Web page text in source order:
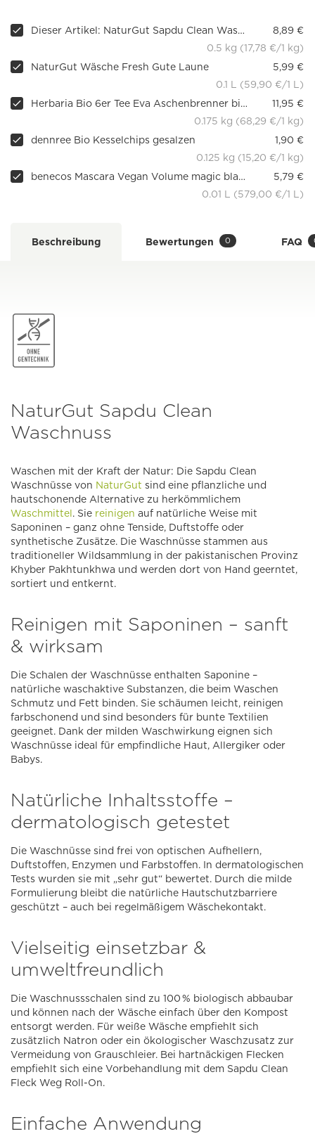
Dieser Artikel: NaturGut Sapdu Clean Waschnuss
8,89 €
0.5 kg (17,78 €/1 kg)
NaturGut Wäsche Fresh Gute Laune
5,99 €
0.1 L (59,90 €/1 L)
Herbaria Bio 6er Tee Eva Aschenbrenner bio, 175g, lose
11,95 €
0.175 kg (68,29 €/1 kg)
dennree Bio Kesselchips gesalzen
1,90 €
0.125 kg (15,20 €/1 kg)
benecos Mascara Vegan Volume magic black
5,79 €
0.01 L (579,00 €/1 L)
Beschreibung Bewertungen 0 FAQ
NaturGut Sapdu Clean
Waschnuss
Waschen mit der Kraft der Natur: Die Sapdu Clean
Waschnüsse von NaturGut sind eine pflanzliche und
hautschonende Alternative zu herkömmlichem
Waschmittel. Sie reinigen auf natürliche Weise mit
Saponinen – ganz ohne Tenside, Duftstoffe oder
synthetische Zusätze. Die Waschnüsse stammen aus
traditioneller Wildsammlung in der pakistanischen Provinz
Khyber Pakhtunkhwa und werden dort von Hand geerntet,
sortiert und entkernt.
Reinigen mit Saponinen – sanft
& wirksam
Die Schalen der Waschnüsse enthalten Saponine –
natürliche waschaktive Substanzen, die beim Waschen
Schmutz und Fett binden. Sie schäumen leicht, reinigen
farbschonend und sind besonders für bunte Textilien
geeignet. Dank der milden Waschwirkung eignen sich
Waschnüsse ideal für empfindliche Haut, Allergiker oder
Babys.
Natürliche Inhaltsstoffe –
dermatologisch getestet
Die Waschnüsse sind frei von optischen Aufhellern,
Duftstoffen, Enzymen und Farbstoffen. In dermatologischen
Tests wurden sie mit „sehr gut“ bewertet. Durch die milde
Formulierung bleibt die natürliche Hautschutzbarriere
geschützt – auch bei regelmäßigem Wäschekontakt.
Vielseitig einsetzbar &
umweltfreundlich
Die Waschnussschalen sind zu 100 % biologisch abbaubar
und können nach der Wäsche einfach über den Kompost
entsorgt werden. Für weiße Wäsche empfiehlt sich
zusätzlich Natron oder ein ökologischer Waschzusatz zur
Vermeidung von Grauschleier. Bei hartnäckigen Flecken
empfiehlt sich eine Vorbehandlung mit dem Sapdu Clean
Fleck Weg Roll-On.
Einfache Anwendung